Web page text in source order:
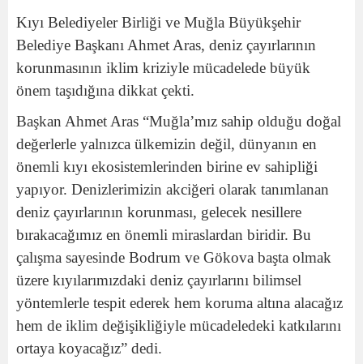
Kıyı Belediyeler Birliği ve Muğla Büyükşehir
Belediye Başkanı Ahmet Aras, deniz çayırlarının
korunmasının iklim kriziyle mücadelede büyük
önem taşıdığına dikkat çekti.
Başkan Ahmet Aras “Muğla’mız sahip olduğu doğal
değerlerle yalnızca ülkemizin değil, dünyanın en
önemli kıyı ekosistemlerinden birine ev sahipliği
yapıyor. Denizlerimizin akciğeri olarak tanımlanan
deniz çayırlarının korunması, gelecek nesillere
bırakacağımız en önemli miraslardan biridir. Bu
çalışma sayesinde Bodrum ve Gökova başta olmak
üzere kıyılarımızdaki deniz çayırlarını bilimsel
yöntemlerle tespit ederek hem koruma altına alacağız
hem de iklim değişikliğiyle mücadeledeki katkılarını
ortaya koyacağız” dedi.